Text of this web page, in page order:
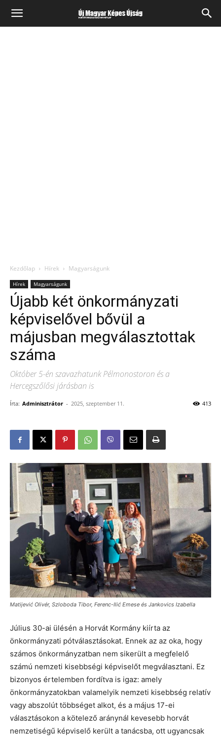
Kezdőlap Hírek Magyarságunk
Hírek Magyarságunk
Újabb két önkormányzati
képviselővel bővül a
májusban megválasztottak
száma
Október 5-én szavazhatunk Pélmonostoron és a
Hercegszőlősi járásban is
Írta: Adminisztrátor - 2025, szeptember 11. 413
Matijević Olivér, Szloboda Tibor, Ferenc-Ilić Emese és Jankovics Izabella
Július 30-ai ülésén a Horvát Kormány kiírta az
önkormányzati pótválasztásokat. Ennek az az oka, hogy
számos önkormányzatban nem sikerült a megfelelő
számú nemzeti kisebbségi képviselőt megválasztani. Ez
bizonyos értelemben fordítva is igaz: amely
önkormányzatokban valamelyik nemzeti kisebbség relatív
vagy abszolút többséget alkot, és a május 17-ei
választásokon a kötelező aránynál kevesebb horvát
nemzetiségű képviselő került a tanácsba, ott ugyancsak